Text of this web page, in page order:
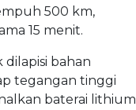
500 km,
15 menit.
dilapisi bahan
tegangan tinggi
baterai lithium